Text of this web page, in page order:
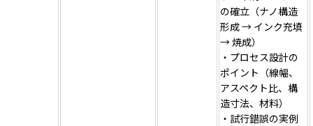
の確立（ナノ構造
形成 → インク充填
→ 焼成）
・プロセス設計の
ポイント（線幅、
アスペクト比、構
造寸法、材料）
・試行錯誤の実例